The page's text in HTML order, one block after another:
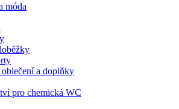
móda
a doplňky
pro chemická WC